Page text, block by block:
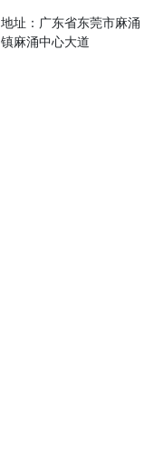
地址：广东省东莞市麻涌
镇麻涌中心大道